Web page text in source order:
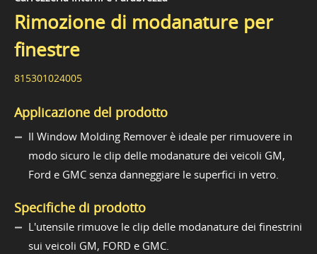
Rimozione di modanature per
finestre
815301024005
Applicazione del prodotto
Il Window Molding Remover è ideale per rimuovere in
modo sicuro le clip delle modanature dei veicoli GM,
Ford e GMC senza danneggiare le superfici in vetro.
Specifiche di prodotto
L'utensile rimuove le clip delle modanature dei finestrini
sui veicoli GM, FORD e GMC.